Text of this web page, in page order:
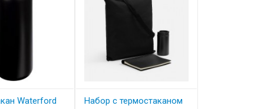
Waterford
Набор с термостаканом